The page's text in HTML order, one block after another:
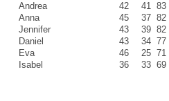
Andrea 42 41
83
Anna 45 37 82
Jennifer 43 39 82
Daniel 43 34 77
Eva 46 25 71
Isabel 36 33 69